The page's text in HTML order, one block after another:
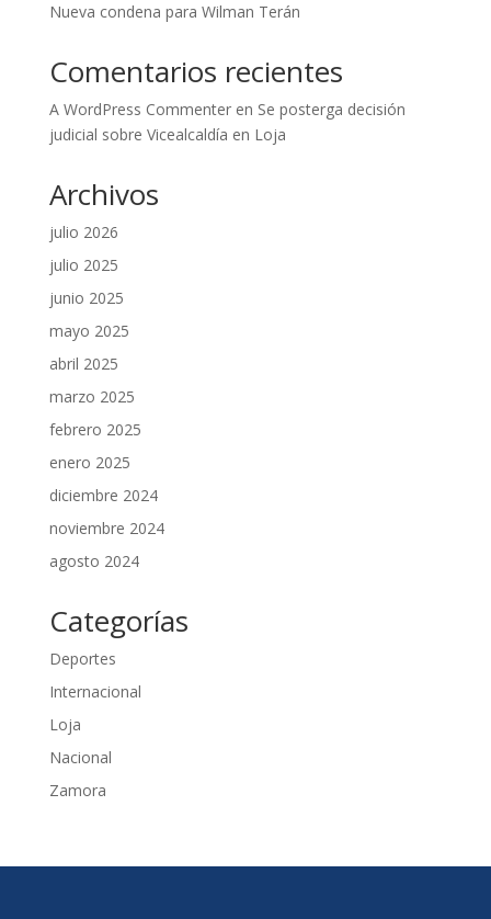
Nueva condena para Wilman Terán
Comentarios recientes
A WordPress Commenteren Se posterga decisión
judicial sobre Vicealcaldía en Loja
Archivos
julio 2026
julio 2025
junio 2025
mayo 2025
abril 2025
marzo 2025
febrero 2025
enero 2025
diciembre 2024
noviembre 2024
agosto 2024
Categorías
Deportes
Internacional
Loja
Nacional
Zamora